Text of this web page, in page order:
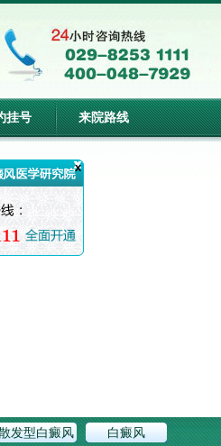
挂号 来院路线
发型白癜风
白癜风
x